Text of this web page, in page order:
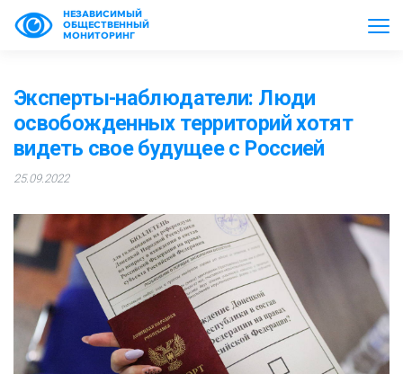
НЕЗАВИСИМЫЙ
ОБЩЕСТВЕННЫЙ
МОНИТОРИНГ
Эксперты-наблюдатели: Люди
освобожденных территорий хотят
видеть свое будущее с Россией
25.09.2022